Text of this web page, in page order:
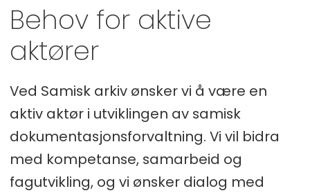
Behov for aktive
aktører
Ved Samisk arkiv ønsker vi å være en
aktiv aktør i utviklingen av samisk
dokumentasjonsforvaltning. Vi vil bidra
med kompetanse, samarbeid og
fagutvikling, og vi ønsker dialog med